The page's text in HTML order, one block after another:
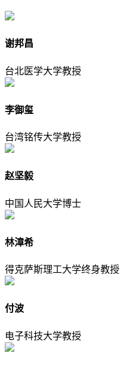
谢邦昌
台北医学大学教授
李御玺
台湾铭传大学教授
赵坚毅
中国人民大学博士
林漳希
得克萨斯理工大学终身教授
付波
电子科技大学教授